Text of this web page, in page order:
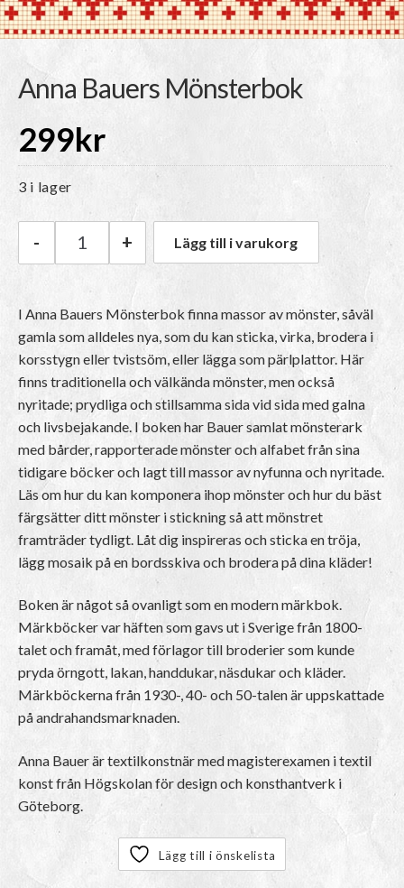
Anna Bauers Mönsterbok
299kr
3 i lager
Anna Bauers Mönsterbok mängd
- + Lägg till i varukorg
I Anna Bauers Mönsterbok finna massor av mönster, såväl
gamla som alldeles nya, som du kan sticka, virka, brodera i
korsstygn eller tvistsöm, eller lägga som pärlplattor. Här
finns traditionella och välkända mönster, men också
nyritade; prydliga och stillsamma sida vid sida med galna
och livsbejakande. I boken har Bauer samlat mönsterark
med bårder, rapporterade mönster och alfabet från sina
tidigare böcker och lagt till massor av nyfunna och nyritade.
Läs om hur du kan komponera ihop mönster och hur du bäst
färgsätter ditt mönster i stickning så att mönstret
framträder tydligt. Låt dig inspireras och sticka en tröja,
lägg mosaik på en bordsskiva och brodera på dina kläder!
Boken är något så ovanligt som en modern märkbok.
Märkböcker var häften som gavs ut i Sverige från 1800-
talet och framåt, med förlagor till broderier som kunde
pryda örngott, lakan, handdukar, näsdukar och kläder.
Märkböckerna från 1930-, 40- och 50-talen är uppskattade
på andrahandsmarknaden.
Anna Bauer är textilkonstnär med magisterexamen i textil
konst från Högskolan för design och konsthantverk i
Göteborg.
Lägg till i önskelista